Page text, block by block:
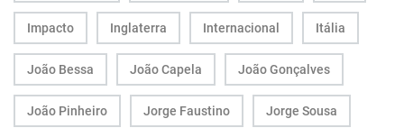
Impacto Inglaterra Internacional Itália
João Bessa João Capela João Gonçalves
João Pinheiro Jorge Faustino Jorge Sousa